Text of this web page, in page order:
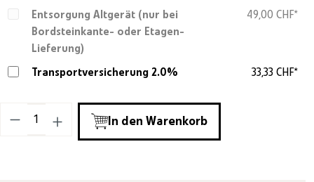
Entsorgung Altgerät (nur bei
Bordsteinkante- oder Etagen-
Lieferung)
49,00 CHF*
Transportversicherung 2.0% 33,33 CHF*
Produkt Anzahl: Gib den gewünschten Wert
In den Warenkorb